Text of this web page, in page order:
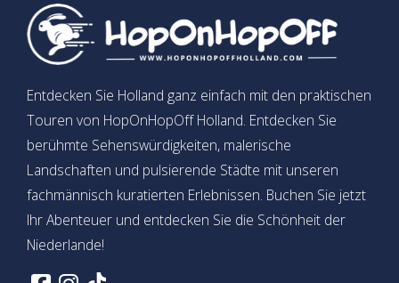
Entdecken Sie Holland ganz einfach mit den praktischen
Touren von HopOnHopOff Holland. Entdecken Sie
berühmte Sehenswürdigkeiten, malerische
Landschaften und pulsierende Städte mit unseren
fachmännisch kuratierten Erlebnissen. Buchen Sie jetzt
Ihr Abenteuer und entdecken Sie die Schönheit der
Niederlande!